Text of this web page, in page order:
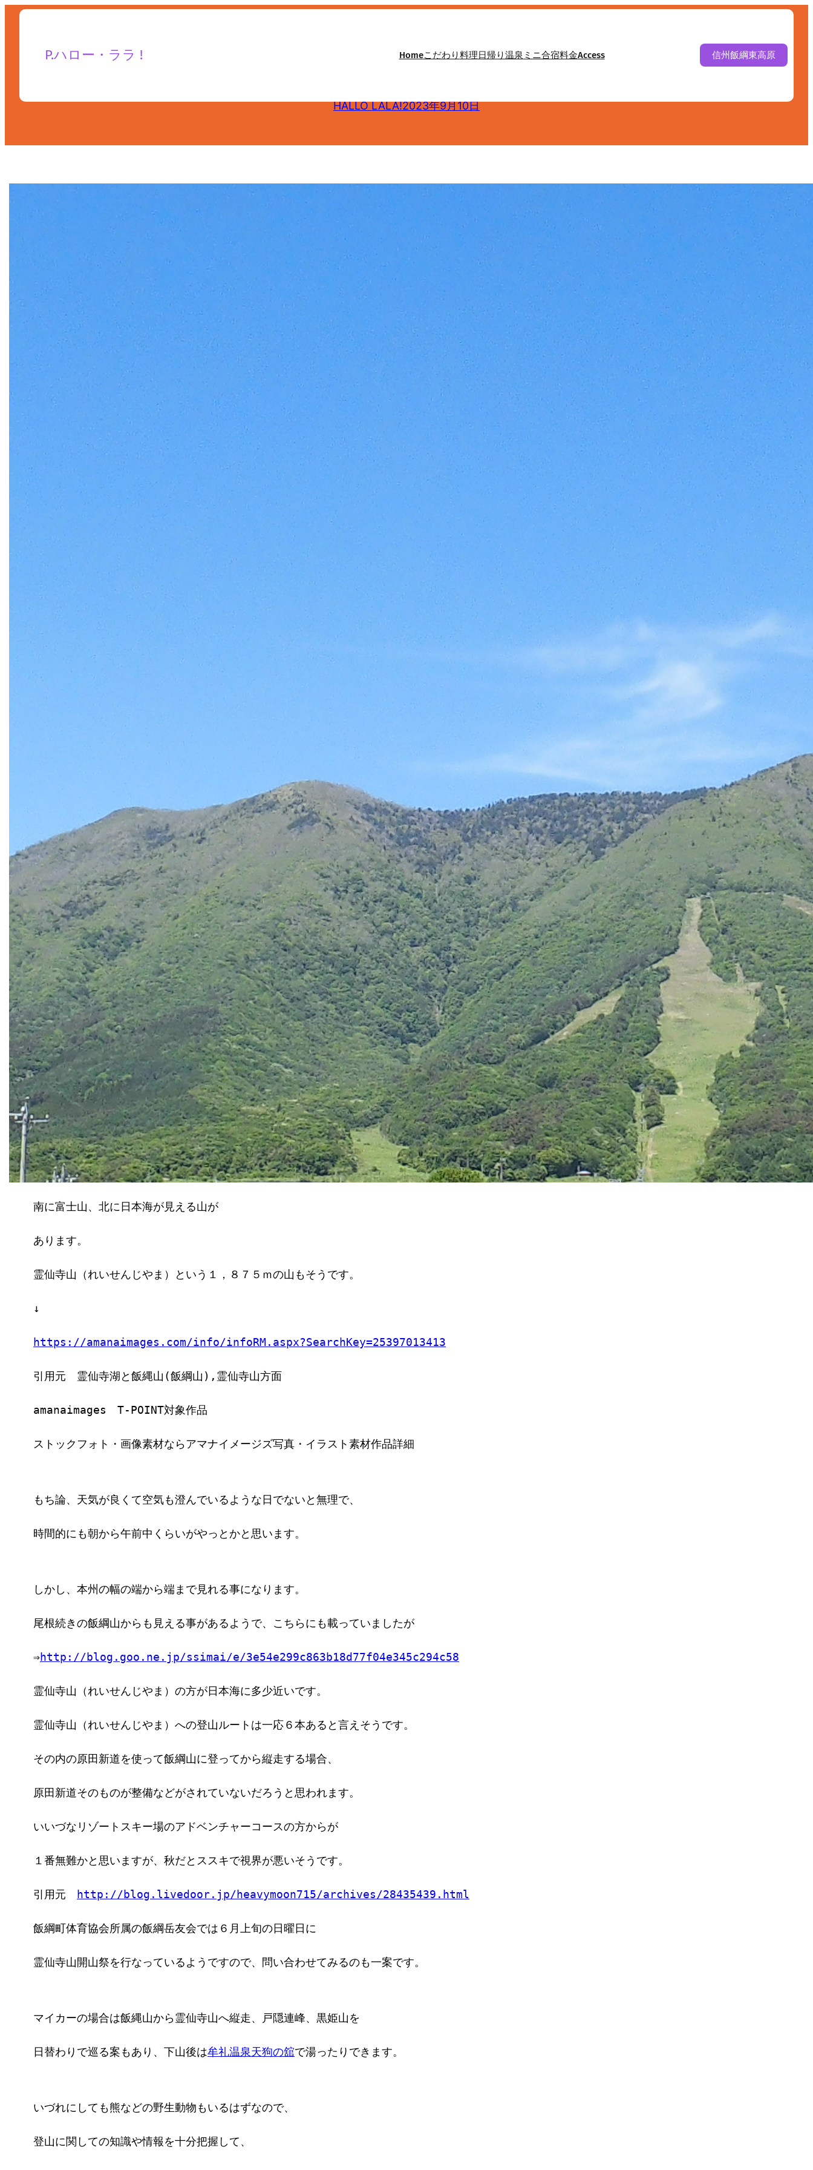
P.ハロー・ララ ! Homeこだわり料理日帰り温泉 ミニ合宿料金Access 信州飯綱東高原
登山 富士山と日本海が両方見える山
HALLO LALA!2023年9月10日
南に富士山、北に日本海が見える山が
あります。
霊仙寺山（れいせんじやま）という１，８７５ｍの山もそうです。
↓
https://amanaimages.com/info/infoRM.aspx?SearchKey=25397013413
引用元　霊仙寺湖と飯縄山(飯綱山),霊仙寺山方面
amanaimages　T-POINT対象作品
ストックフォト・画像素材ならアマナイメージズ写真・イラスト素材作品詳細
もち論、天気が良くて空気も澄んでいるような日でないと無理で、
時間的にも朝から午前中くらいがやっとかと思います。
しかし、本州の幅の端から端まで見れる事になります。
尾根続きの飯綱山からも見える事があるようで、こちらにも載っていましたが
⇒http://blog.goo.ne.jp/ssimai/e/3e54e299c863b18d77f04e345c294c58
霊仙寺山（れいせんじやま）の方が日本海に多少近いです。
霊仙寺山（れいせんじやま）への登山ルートは一応６本あると言えそうです。
その内の原田新道を使って飯綱山に登ってから縦走する場合、
原田新道そのものが整備などがされていないだろうと思われます。
いいづなリゾートスキー場のアドベンチャーコースの方からが
１番無難かと思いますが、秋だとススキで視界が悪いそうです。
引用元 http://blog.livedoor.jp/heavymoon715/archives/28435439.html
飯綱町体育協会所属の飯綱岳友会では６月上旬の日曜日に
霊仙寺山開山祭を行なっているようですので、問い合わせてみるのも一案です。
マイカーの場合は飯縄山から霊仙寺山へ縦走、戸隠連峰、黒姫山を
日替わりで巡る案もあり、下山後は牟礼温泉天狗の舘で湯ったりできます。
いづれにしても熊などの野生動物もいるはずなので、
登山に関しての知識や情報を十分把握して、